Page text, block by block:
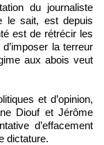
du journaliste
le sait, est depuis
est de rétrécir les
la terreur
aux abois veut
et d’opinion,
Diouf et Jérôme
d’effacement
dictature.